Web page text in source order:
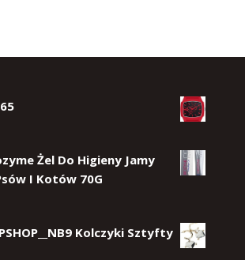
Żel Do Higieny Jamy
I Kotów 70G
Kolczyki Sztyfty